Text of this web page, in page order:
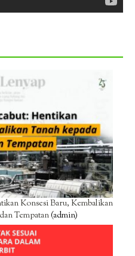
Konsesi Baru, Kembalikan
Tempatan(admin)